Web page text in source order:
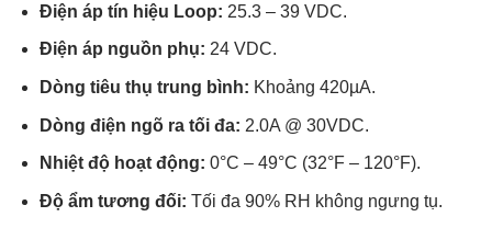
Điện áp tín hiệu Loop: 25.3 – 39 VDC.
Điện áp nguồn phụ: 24 VDC.
Dòng tiêu thụ trung bình: Khoảng 420µA.
Dòng điện ngõ ra tối đa: 2.0A @ 30VDC.
Nhiệt độ hoạt động: 0°C – 49°C (32°F – 120°F).
Độ ẩm tương đối: Tối đa 90% RH không ngưng tụ.